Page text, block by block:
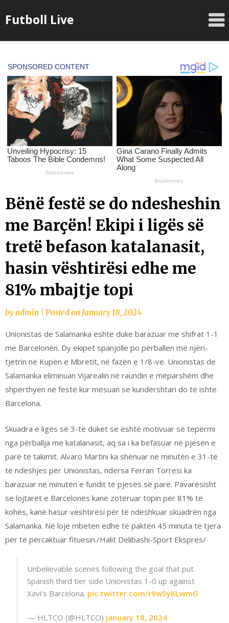
toFutboll Live
Bënë festë se do ndesheshin
me Barçën! Ekipi i ligës së
tretë befason katalanasit,
hasin vështirësi edhe me
81% mbajtje topi
byadmin Posted onJanuary 18, 2024
Unionistas de Salamanka është duke barazuar me shifrat 1-1
me Barcelonën. Dy ekipet spanjolle po përballen më njëri-
tjetrin në Kupën e Mbretit, në fazën e 1/8-ve. Unionistas de
Salamanka eliminuan Vijarealin në raundin e mëparshëm dhe
shpërthyen në festë kur mësuan se kundërshtari do të ishte
Barcelona.
Skuadra e ligës së 3-të duket se është motivuar së tepërmi
nga përballja me katalanasit, aq sa i ka befasuar në pjesën e
parë të takimit. Alvaro Martini ka shënuar në minutën e 31-të
të ndeshjes për Unionistas, ndërsa Ferran Torresi ka
barazuar në minutën e fundit të pjesës së parë. Pavarësisht
se lojtarët e Barcelonës kanë zotëruar topin për 81% të
kohës, kanë hasur vështirësi për të ndëshkuar skuadrën nga
Salamanka. Në lojë mbeten edhe të paktën 45 minuta të tjera
për të përcaktuar fituesin./Halit Delibashi-Sport Ekspres/
Unbelievable scenes following the goal that put
Spanish third tier side Unionistas 1-0 up against
Xavi’s Barcelona. pic.twitter.com/r9w5yKLwmG
— HLTCO (@HLTCO) January 18, 2024